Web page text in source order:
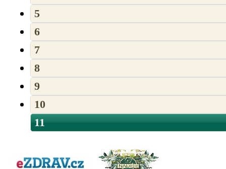
5
6
7
8
9
10
11